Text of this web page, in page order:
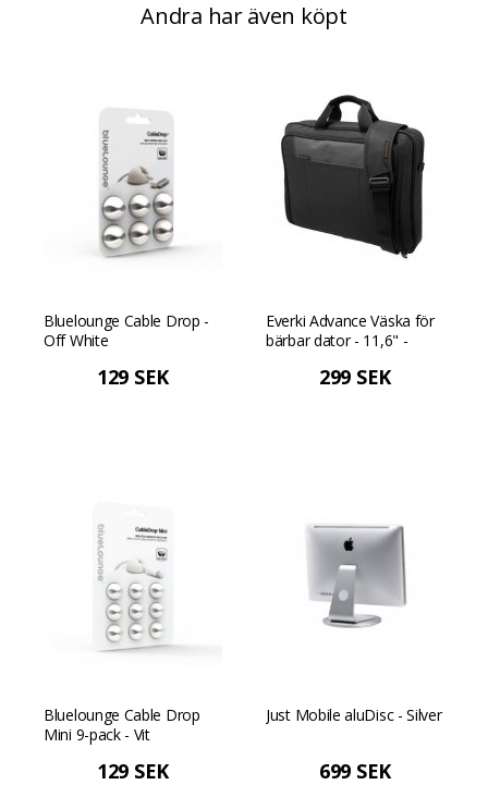
Andra har även köpt
Bluelounge Cable Drop -
Off White
129 SEK
Everki Advance Väska för
bärbar dator - 11,6" -
299 SEK
Bluelounge Cable Drop
Mini 9-pack - Vit
129 SEK
Just Mobile aluDisc - Silver
699 SEK